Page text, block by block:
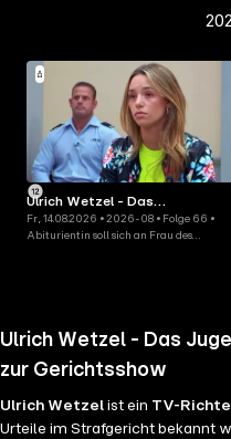
Ulrich Wetzel - Das
Jugendgericht
Fr, 14.08.2026 • 2026-08 • Folge 66 •
Abiturientin soll sich an Frau des
Ulrich Wetzel - Das
zur Gerichtsshow
Ulrich Wetzel ist ein TV-
Urteile im Strafgericht bekannt